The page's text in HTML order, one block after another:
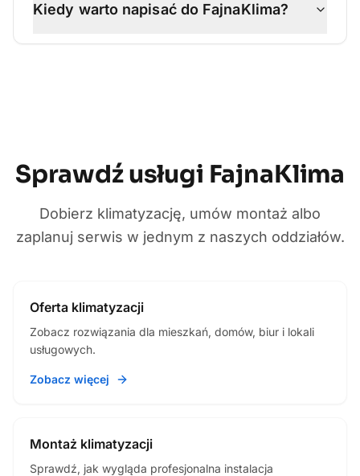
Kiedy warto napisać do FajnaKlima?
Sprawdź usługi FajnaKlima
Dobierz klimatyzację, umów montaż albo
zaplanuj serwis w jednym z naszych oddziałów.
Oferta klimatyzacji
Zobacz rozwiązania dla mieszkań, domów, biur i lokali
usługowych.
Zobacz więcej
Montaż klimatyzacji
Sprawdź, jak wygląda profesjonalna instalacja